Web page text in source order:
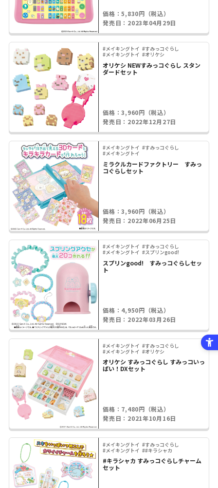
価格：5,830円（税込）
発売日：2023年04月29日
#メイキングトイ #すみっコぐらし
#メイキングトイ #オリケシ
オリケシ NEWすみっコぐらし スタン
ダードセット
価格：3,960円（税込）
発売日：2022年12月27日
#メイキングトイ #すみっコぐらし
#メイキングトイ
ミラクルカードファクトリー すみっ
コぐらしセット
価格：3,960円（税込）
発売日：2022年06月25日
#メイキングトイ #すみっコぐらし
#メイキングトイ #スプリンgood!
スプリンgood! すみっコぐらしセッ
ト
価格：4,950円（税込）
発売日：2022年03月26日
#メイキングトイ #すみっコぐらし
#メイキングトイ #オリケシ
オリケシ すみっコぐらし すみっコいっ
ぱい！DXセット
価格：7,480円（税込）
発売日：2021年10月16日
#メイキングトイ #すみっコぐらし
#メイキングトイ ##キラシャカ
#キラシャカ すみっコぐらしチャーム
セット